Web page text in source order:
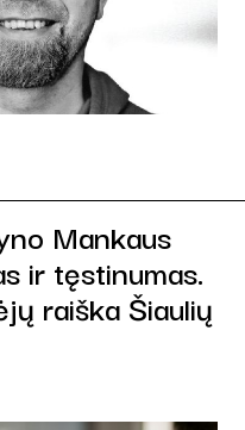
Mankaus
ir tęstinumas.
raiška Šiaulių